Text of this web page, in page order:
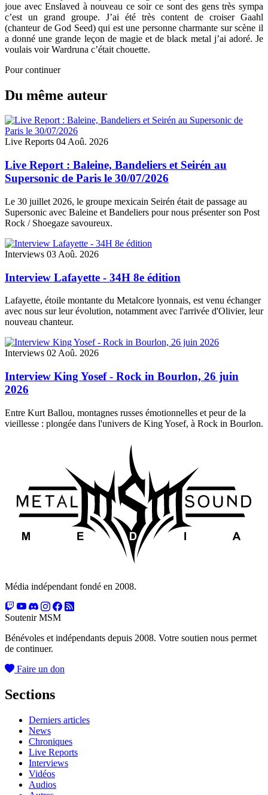
joue avec Enslaved à nouveau ce soir ce sont des gens très sympa
c’est un grand groupe. J’ai été très content de croiser Gaahl
(chanteur de God Seed) qui est une personne charmante sur scène il
a donné une grande leçon de magie et de black metal j’ai adoré. Je
voulais voir Wardruna c’était chouette.
Pour continuer
Du même auteur
Live Reports 04 Aoû. 2026
Live Report : Baleine, Bandeliers et Seirén au
Supersonic de Paris le 30/07/2026
Le 30 juillet 2026, le groupe mexicain Seirén était de passage au
Supersonic avec Baleine et Bandeliers pour nous présenter son Post
Rock / Shoegaze savoureux.
Interviews 03 Aoû. 2026
Interview Lafayette - 34H 8e édition
Lafayette, étoile montante du Metalcore lyonnais, est venu échanger
avec nous sur leur évolution, notamment avec l'arrivée d'Olivier, leur
nouveau chanteur.
Interviews 02 Aoû. 2026
Interview King Yosef - Rock in Bourlon, 26 juin
2026
Entre Kurt Ballou, montagnes russes émotionnelles et peur de la
vieillesse : plongée dans l'univers de King Yosef, à Rock in Bourlon.
Média indépendant fondé en 2008.
Soutenir MSM
Bénévoles et indépendants depuis 2008. Votre soutien nous permet
de continuer.
Faire un don
Sections
Derniers articles
News
Chroniques
Live Reports
Interviews
Vidéos
Audios